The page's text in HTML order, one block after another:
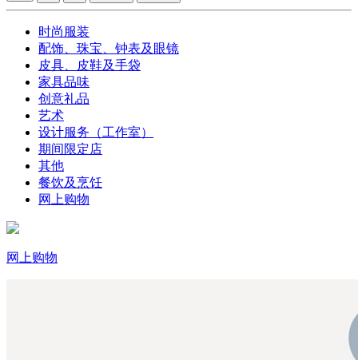
时尚服装
配饰、珠宝、钟表及眼镜
皮具、皮鞋及手袋
家具品味
创意礼品
艺术
设计服务（工作室）
期间限定店
其他
餐饮及烹饪
网上购物
网上购物